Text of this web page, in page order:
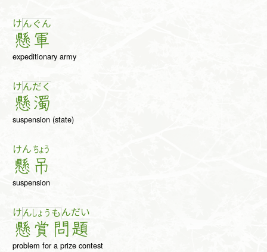
けん
懸
ぐん
軍
expeditionary army
けん
懸
だ く
濁
suspension (state)
けん
懸
ちょう
吊
suspension
けん
懸
しょ う
賞
も ん
問
だい
題
problem for a prize contest